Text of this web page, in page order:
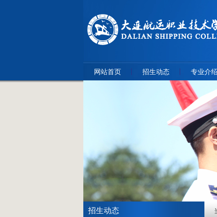
网站首页 招生动态 专业介
招生动态